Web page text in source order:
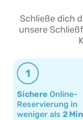
Schließe dich
unsere
1
Sichere Online-
Reservierung in
weniger als 2